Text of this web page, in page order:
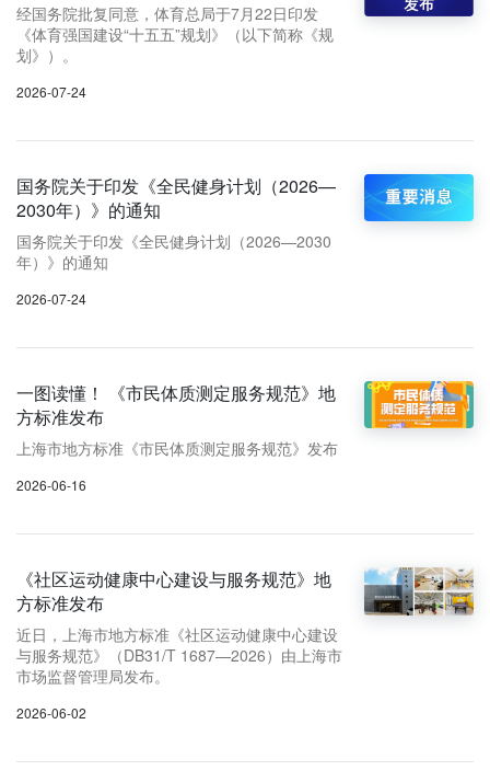
经国务院批复同意，体育总局于7月22日印发
《体育强国建设“十五五”规划》（以下简称《规
划》）。
2026-07-24
国务院关于印发《全民健身计划（2026—
2030年）》的通知
国务院关于印发《全民健身计划（2026—2030
年）》的通知
2026-07-24
一图读懂！ 《市民体质测定服务规范》地
方标准发布
上海市地方标准《市民体质测定服务规范》发布
2026-06-16
《社区运动健康中心建设与服务规范》地
方标准发布
近日，上海市地方标准《社区运动健康中心建设
与服务规范》（DB31/T 1687—2026）由上海市
市场监督管理局发布。
2026-06-02